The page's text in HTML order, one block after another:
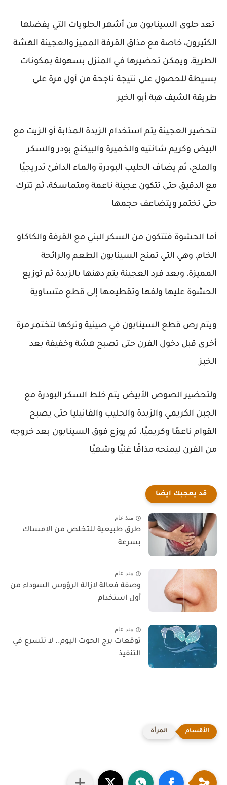
تعد حلوى السينابون من أشهر الحلويات التي يفضلها
الكثيرون، خاصة مع مذاق القرفة المميز والعجينة الهشة
الطرية، ويمكن تحضيرها في المنزل بسهولة بمكونات
بسيطة للحصول على نتيجة ناجحة من أول مرة على
طريقة الشيف هبة أبو الخير
لتحضير العجينة يتم استخدام الزبدة المذابة أو الزيت مع
البيض وكريم شانتيه والخميرة والبيكنج بودر والسكر
والملح، ثم يضاف الحليب البودرة والماء الدافئ تدريجيًا
مع الدقيق حتى تتكون عجينة ناعمة ومتماسكة، ثم تترك
حتى تختمر ويتضاعف حجمها
أما الحشوة فتتكون من السكر البني مع القرفة والكاكاو
الخام، وهي التي تمنح السينابون الطعم والرائحة
المميزة، وبعد فرد العجينة يتم دهنها بالزبدة ثم توزيع
الحشوة عليها ولفها وتقطيعها إلى قطع متساوية
ويتم رص قطع السينابون في صينية وتركها لتختمر مرة
أخرى قبل دخول الفرن حتى تصبح هشة وخفيفة بعد
الخبز
ولتحضير الصوص الأبيض يتم خلط السكر البودرة مع
الجبن الكريمي والزبدة والحليب والفانيليا حتى يصبح
القوام ناعمًا وكريميًا، ثم يوزع فوق السينابون بعد خروجه
من الفرن ليمنحه مذاقًا غنيًا وشهيًا
قد يعجبك ايضا
منذ عام
طرق طبيعية للتخلص من الإمساك
بسرعة
منذ عام
وصفة فعالة لإزالة الرؤوس السوداء من
أول استخدام
منذ عام
توقعات برج الحوت اليوم.. لا تتسرع في
التنفيذ
المرأة